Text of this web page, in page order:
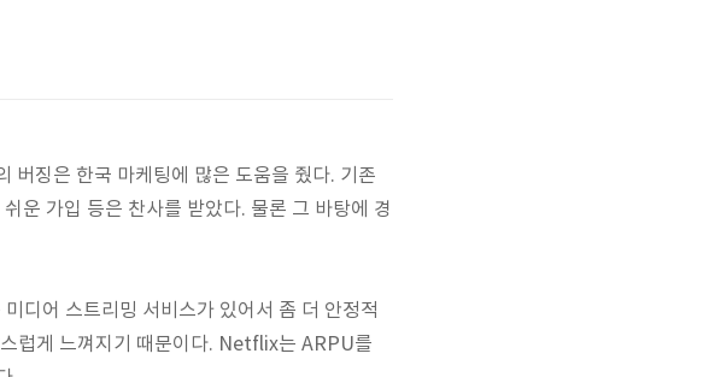
버징은 한국 마케팅에 많은 도움을 줬다. 기존
운 가입 등은 찬사를 받았다. 물론 그 바탕에 경
디어 스트리밍 서비스가 있어서 좀 더 안정적
럽게 느껴지기 때문이다. Netflix는 ARPU를